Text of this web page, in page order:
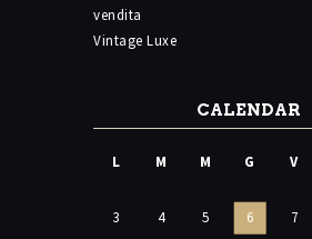
vendita
Vintage Luxe
CALENDAR
L M M G V
3
4 5 6 7